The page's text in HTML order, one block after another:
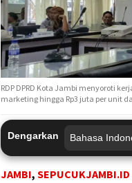
RDP DPRD Kota Jambi menyoroti
marketing hingga Rp3 juta per unit
Dengarkan
JAMBI, SEPUCUKJAMBI.ID